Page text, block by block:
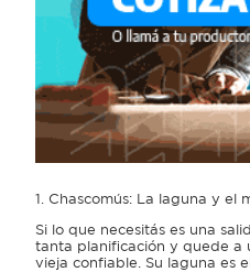
1. Chascomús: La laguna y el
Si lo que necesitás es una
tanta planificación y quede a
vieja confiable. Su laguna es